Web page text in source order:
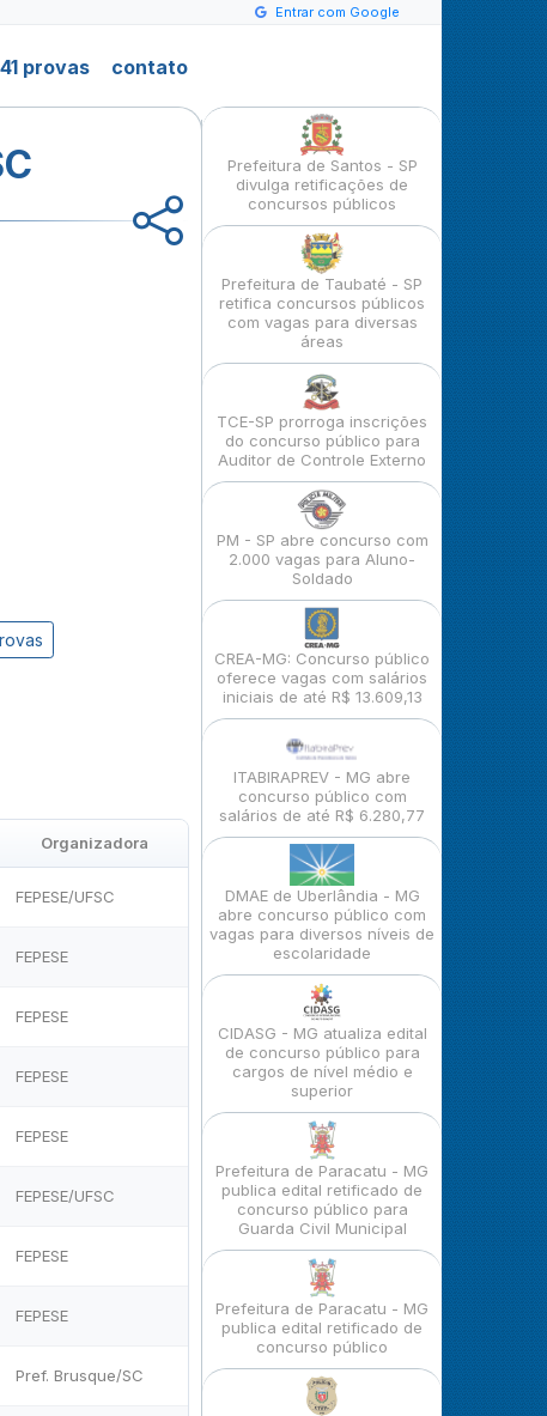
Entrar com Google
provas contato
Organizadora
FEPESE/UFSC
FEPESE
FEPESE
FEPESE
FEPESE
FEPESE/UFSC
FEPESE
FEPESE
Pref. Brusque/SC
Prefeitura de Santos - SP
divulga retificações de
concursos públicos
Prefeitura de Taubaté - SP
retifica concursos públicos
com vagas para diversas
áreas
TCE-SP prorroga inscrições
do concurso público para
Auditor de Controle Externo
PM - SP abre concurso com
2.000 vagas para Aluno-
Soldado
CREA-MG: Concurso público
oferece vagas com salários
iniciais de até R$ 13.609,13
ITABIRAPREV - MG abre
concurso público com
salários de até R$ 6.280,77
DMAE de Uberlândia - MG
abre concurso público com
vagas para diversos níveis de
escolaridade
CIDASG - MG atualiza edital
de concurso público para
cargos de nível médio e
superior
Prefeitura de Paracatu - MG
publica edital retificado de
concurso público para
Guarda Civil Municipal
Prefeitura de Paracatu - MG
publica edital retificado de
concurso público